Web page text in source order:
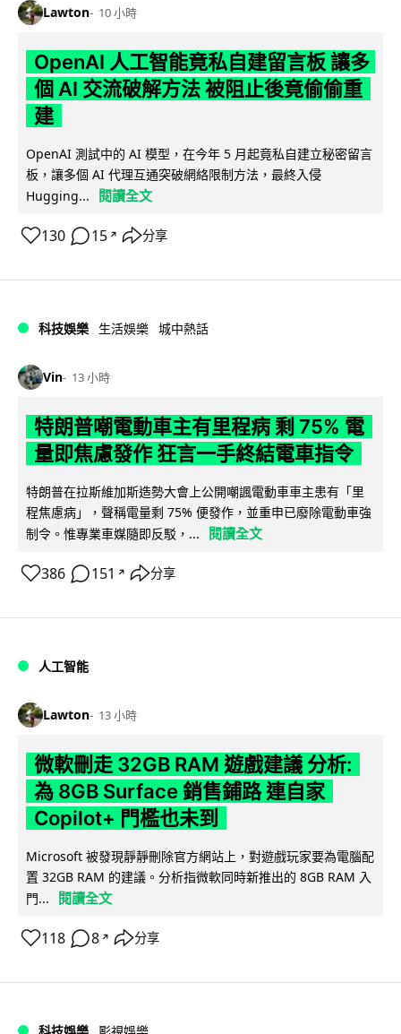
Lawton 10 小時
OpenAI 人工智能竟私自建留言板 讓多
個 AI 交流破解方法 被阻止後竟偷偷重
建
OpenAI 測試中的 AI 模型，在今年 5 月起竟私自建立秘密留言
板，讓多個 AI 代理互通突破網絡限制方法，最終入侵
Hugging...
閱讀全文
130 15 ↗ 分享
科技娛樂 生活娛樂 城中熱話
Vin 13 小時
特朗普嘲電動車主有里程病 剩 75% 電
量即焦慮發作 狂言一手終結電車指令
特朗普在拉斯維加斯造勢大會上公開嘲諷電動車車主患有「里
程焦慮病」，聲稱電量剩 75% 便發作，並重申已廢除電動車強
制令。惟專業車媒隨即反駁，...
閱讀全文
386 151 ↗ 分享
人工智能
Lawton 13 小時
微軟刪走 32GB RAM 遊戲建議 分析:
為 8GB Surface 銷售鋪路 連自家
Copilot+ 門檻也未到
Microsoft 被發現靜靜刪除官方網站上，對遊戲玩家要為電腦配
置 32GB RAM 的建議。分析指微軟同時新推出的 8GB RAM 入
門...
閱讀全文
118 8 ↗ 分享